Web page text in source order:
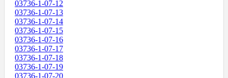
03736-1-07-12
03736-1-07-13
03736-1-07-14
03736-1-07-15
03736-1-07-16
03736-1-07-17
03736-1-07-18
03736-1-07-19
03736-1-07-20